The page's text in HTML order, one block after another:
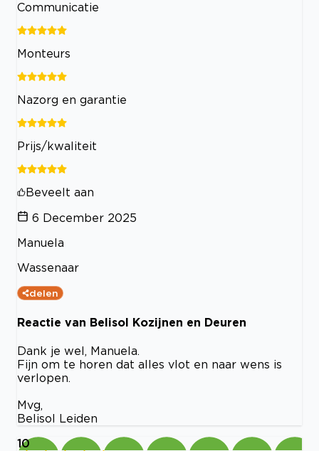
Communicatie
Monteurs
Nazorg en garantie
Prijs/kwaliteit
Beveelt aan
6 December 2025
Manuela
Wassenaar
delen
Reactie van Belisol Kozijnen en Deuren
Dank je wel, Manuela.
Fijn om te horen dat alles vlot en naar wens is
verlopen.
Mvg,
Belisol Leiden
10